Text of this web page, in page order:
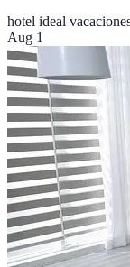
hotel ideal
Aug 1